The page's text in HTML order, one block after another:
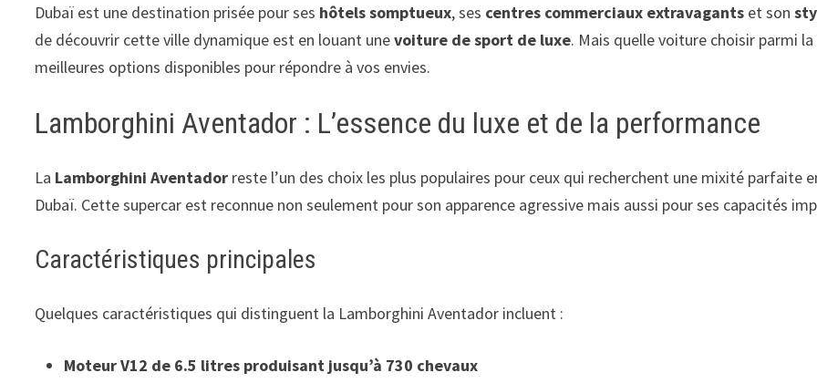
Dubaï est une destination prisée pour ses hôtels somptueux, ses centres commerciaux extravagants et son
de découvrir cette ville dynamique est en louant unevoiture de sport de luxe. Mais quelle voiture choisir parmi
meilleures options disponibles pour répondre à vos envies.
Lamborghini Aventador : L’essence du luxe et de la performance
La Lamborghini Aventador reste l’un des choix les plus populaires pour ceux qui recherchent une mixité parfaite
Dubaï. Cette supercar est reconnue non seulement pour son apparence agressive mais aussi pour ses capacités
Caractéristiques principales
Quelques caractéristiques qui distinguent la Lamborghini Aventador incluent :
Moteur V12 de 6.5 litres produisant jusqu’à 730 chevaux